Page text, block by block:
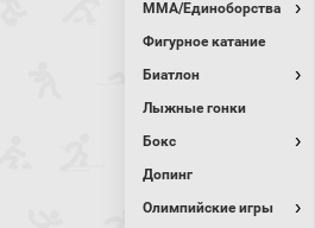
MMA/Единоборства
Фигурное катание
Биатлон
Лыжные гонки
Бокс
Допинг
Олимпийские игры